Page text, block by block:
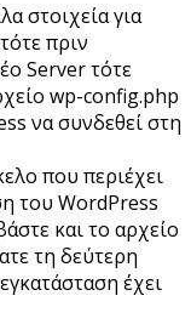
στοιχεία για
πριν
Server τότε
wp-config.php
να συνδεθεί στη
που περιέχει
του WordPress
και το αρχείο
τη δεύτερη
έχει